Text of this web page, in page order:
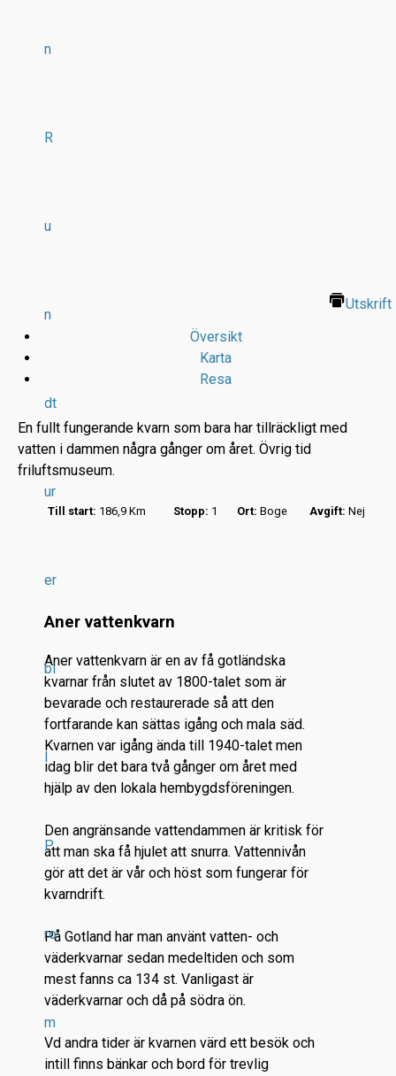
n
R
u
n
dt
ur
er
bi
l
P
ro
m
Utskrift
Översikt
Karta
Resa
En fullt fungerande kvarn som bara har tillräckligt med
vatten i dammen några gånger om året. Övrig tid
friluftsmuseum.
Till start: 186,9 Km Stopp: 1 Ort: Boge Avgift: Nej
Aner vattenkvarn
Aner vattenkvarn är en av få gotländska
kvarnar från slutet av 1800-talet som är
bevarade och restaurerade så att den
fortfarande kan sättas igång och mala säd.
Kvarnen var igång ända till 1940-talet men
idag blir det bara två gånger om året med
hjälp av den lokala hembygdsföreningen.
Den angränsande vattendammen är kritisk för
att man ska få hjulet att snurra. Vattennivån
gör att det är vår och höst som fungerar för
kvarndrift.
På Gotland har man använt vatten- och
väderkvarnar sedan medeltiden och som
mest fanns ca 134 st. Vanligast är
väderkvarnar och då på södra ön.
Vd andra tider är kvarnen värd ett besök och
intill finns bänkar och bord för trevlig